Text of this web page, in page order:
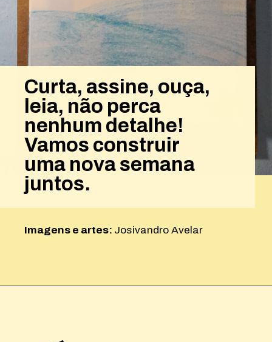
Curta, assine, ouça,
leia, não perca
nenhum detalhe!
Vamos construir
uma nova semana
juntos.
Imagens e artes: Josivandro Avelar